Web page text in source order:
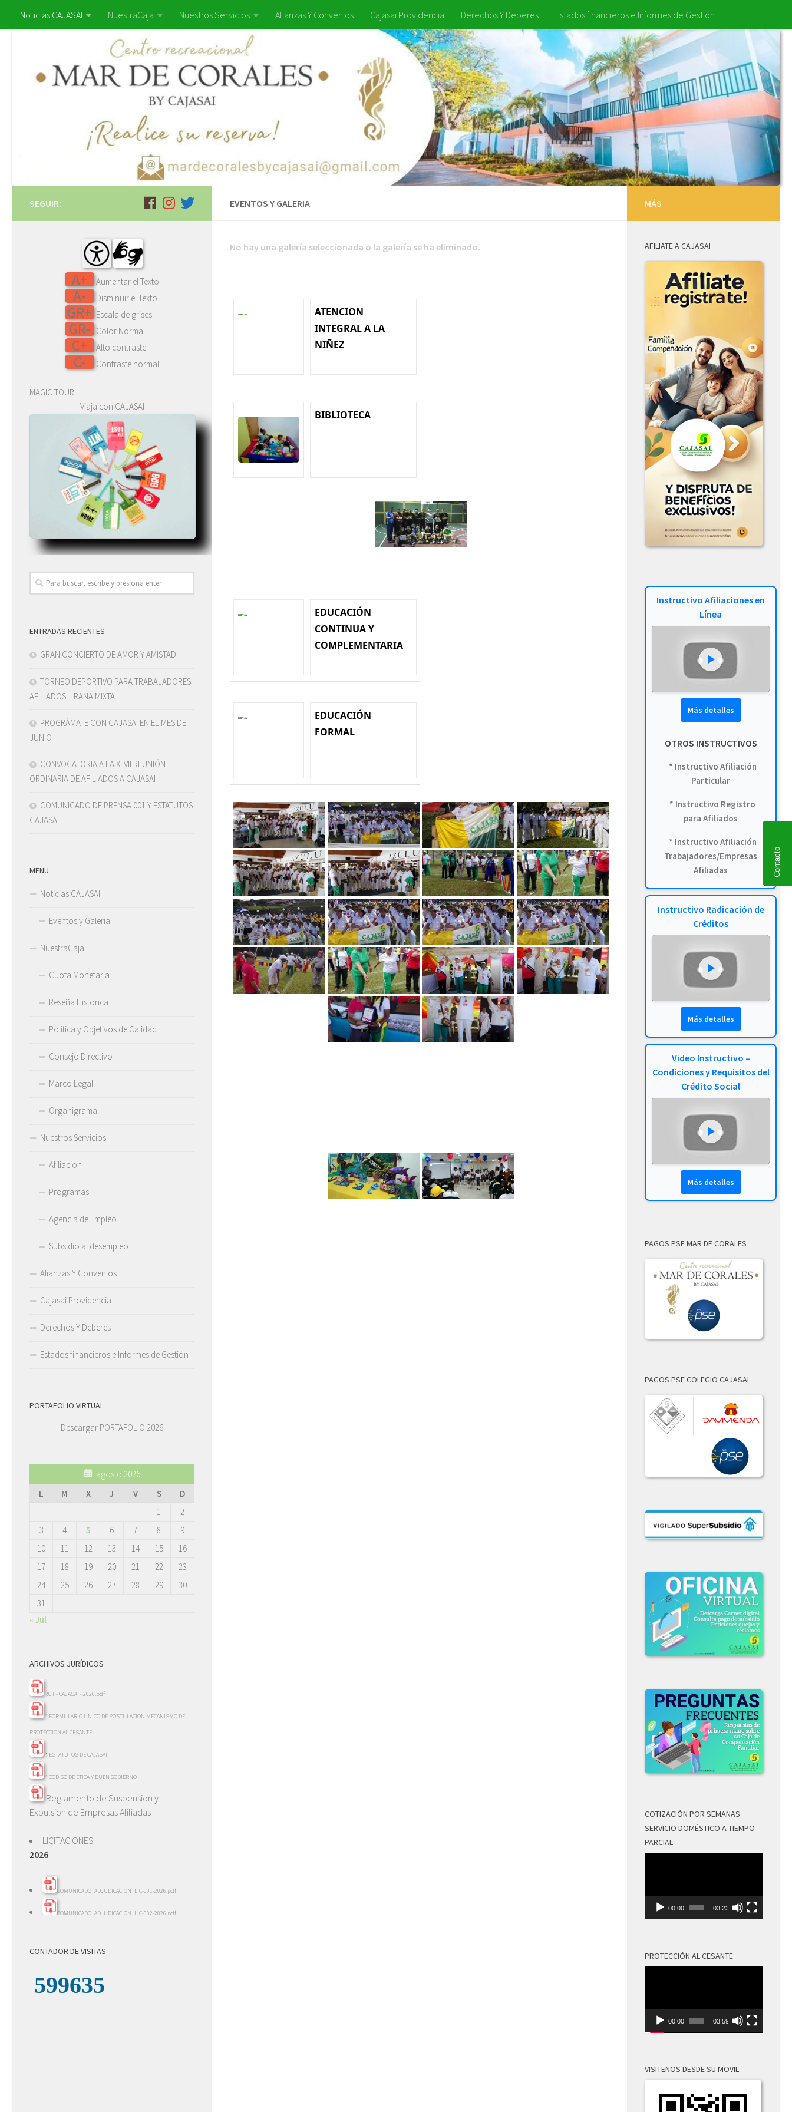
Noticias CAJASAI NuestraCaja Nuestros Servicios Alianzas Y Convenios Cajasai Providencia Derechos Y Deberes Estados financieros e Informes de Gestión
EVENTOS Y GALERIA
No hay una galería seleccionada o la galería se ha eliminado.
ATENCION
INTEGRAL A LA
NIÑEZ
BIBLIOTECA
EDUCACIÓN
CONTINUA Y
COMPLEMENTARIA
EDUCACIÓN
FORMAL
SEGUIR:
A+ Aumentar el Texto
A- Disminuir el Texto
GR+ Escala de grises
GR- Color Normal
C+ Alto contraste
C- Contraste normal
MAGIC TOUR
Viaja con CAJASAI
ENTRADAS RECIENTES
GRAN CONCIERTO DE AMOR Y AMISTAD
TORNEO DEPORTIVO PARA TRABAJADORES
AFILIADOS – RANA MIXTA
PROGRÁMATE CON CAJASAI EN EL MES DE
JUNIO
CONVOCATORIA A LA XLVII REUNIÓN
ORDINARIA DE AFILIADOS A CAJASAI
COMUNICADO DE PRENSA 001 Y ESTATUTOS
CAJASAI
MENU
Noticias CAJASAI
Eventos y Galeria
NuestraCaja
Cuota Monetaria
Reseña Historica
Politica y Objetivos de Calidad
Consejo Directivo
Marco Legal
Organigrama
Nuestros Servicios
Afiliacion
Programas
Agencia de Empleo
Subsidio al desempleo
Alianzas Y Convenios
Cajasai Providencia
Derechos Y Deberes
Estados financieros e Informes de Gestión
PORTAFOLIO VIRTUAL
Descargar PORTAFOLIO 2026
agosto 2026
L
M X J V S
D
1
2
3
4 5 6 7 8
9
10
11 12 13 14 15
16
17
18 19 20 21 22
23
24
25 26 27 28 29
30
31
« Jul
ARCHIVOS JURÍDICOS
RUT - CAJASAI - 2026.pdf
* FORMULARIO UNICO DE POSTULACION MECANISMO DE
PROTECCION AL CESANTE
* ESTATUTOS DE CAJASAI
* CODIGO DE ETICA Y BUEN GOBIERNO
Reglamento de Suspension y
Expulsion de Empresas Afiliadas
LICITACIONES
2026
COMUNICADO_ADJUDICACION_LIC-001-2026.pdf
COMUNICADO_ADJUDICACION_LIC-002-2026.pdf
LICITACION_DE_OFERTAS_002-2026.pdf
CONTADOR DE VISITAS
MÁS
AFILIATE A CAJASAI
Instructivo Afiliaciones en
Línea
Más detalles
OTROS INSTRUCTIVOS
* Instructivo Afiliación
Particular
* Instructivo Registro
para Afiliados
* Instructivo Afiliación
Trabajadores/Empresas
Afiliadas
Instructivo Radicación de
Créditos
Más detalles
Video Instructivo –
Condiciones y Requisitos del
Crédito Social
Más detalles
PAGOS PSE MAR DE CORALES
PAGOS PSE COLEGIO CAJASAI
COTIZACIÓN POR SEMANAS
SERVICIO DOMÉSTICO A TIEMPO
PARCIAL
00:00 03:23
PROTECCIÓN AL CESANTE
00:00 03:59
VISITENOS DESDE SU MOVIL
Contacto